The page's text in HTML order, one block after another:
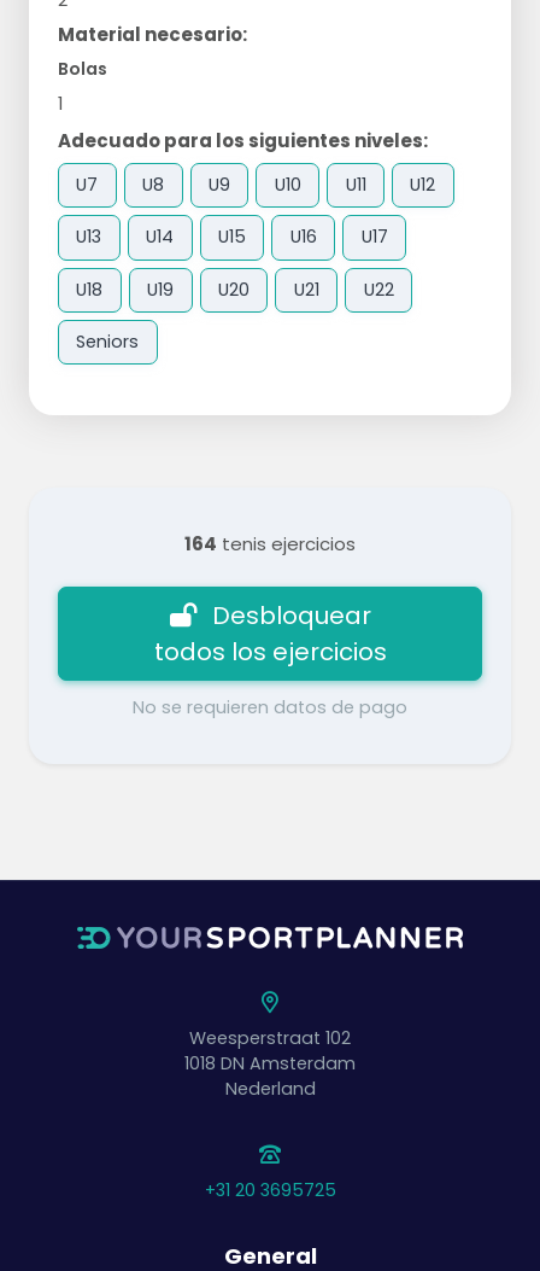
Material necesario:
Bolas
1
Adecuado para los siguientes niveles:
U7 U8 U9 U10 U11 U12
U13 U14 U15 U16 U17
U18 U19 U20 U21 U22
Seniors
164 tenis ejercicios
Desbloquear
todos los ejercicios
No se requieren datos de pago
Weesperstraat 102
1018 DN Amsterdam
Nederland
+31 20 3695725
General